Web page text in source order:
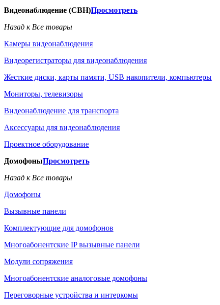
Видеонаблюдение (СВН)Просмотреть
Назад к Все товары
Камеры видеонаблюдения
Видеорегистраторы для видеонаблюдения
Жесткие диски, карты памяти, USB накопители, компьютеры
Мониторы, телевизоры
Видеонаблюдение для транспорта
Аксессуары для видеонаблюдения
Проектное оборудование
ДомофоныПросмотреть
Назад к Все товары
Домофоны
Вызывные панели
Комплектующие для домофонов
Многоабонентские IP вызывные панели
Модули сопряжения
Многоабонентские аналоговые домофоны
Переговорные устройства и интеркомы